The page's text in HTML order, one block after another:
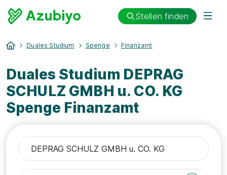
Stellen finden
Duales Studium Spenge Finanzamt
Duales Studium DEPRAG
SCHULZ GMBH u. CO. KG
Spenge Finanzamt